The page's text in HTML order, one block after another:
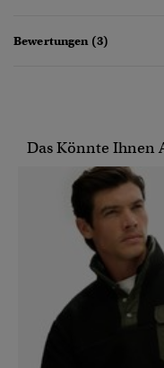
Bewertungen (3)
Das Könnte Ihnen